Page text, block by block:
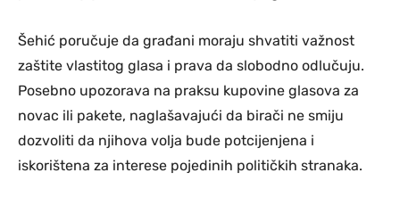
Šehić poručuje da građani moraju shvatiti važnost
zaštite vlastitog glasa i prava da slobodno odlučuju.
Posebno upozorava na praksu kupovine glasova za
novac ili pakete, naglašavajući da birači ne smiju
dozvoliti da njihova volja bude potcijenjena i
iskorištena za interese pojedinih političkih stranaka.